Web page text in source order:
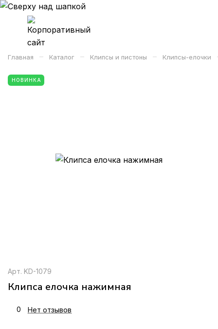
Главная – Каталог – Клипсы и пистоны – Клипсы-елочки
НОВИНКА
Арт. KD-1079
Клипса елочка нажимная
0 Нет отзывов